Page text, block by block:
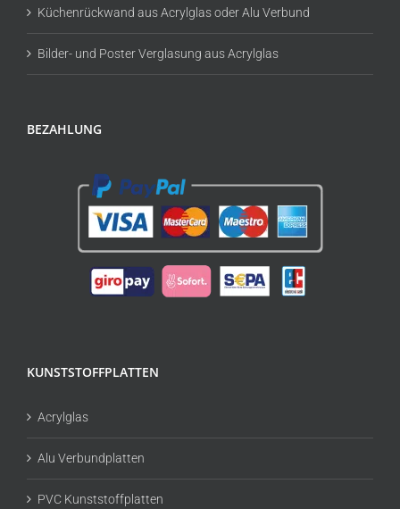
Küchenrückwand aus Acrylglas oder Alu Verbund
Bilder- und Poster Verglasung aus Acrylglas
BEZAHLUNG
KUNSTSTOFFPLATTEN
Acrylglas
Alu Verbundplatten
PVC Kunststoffplatten